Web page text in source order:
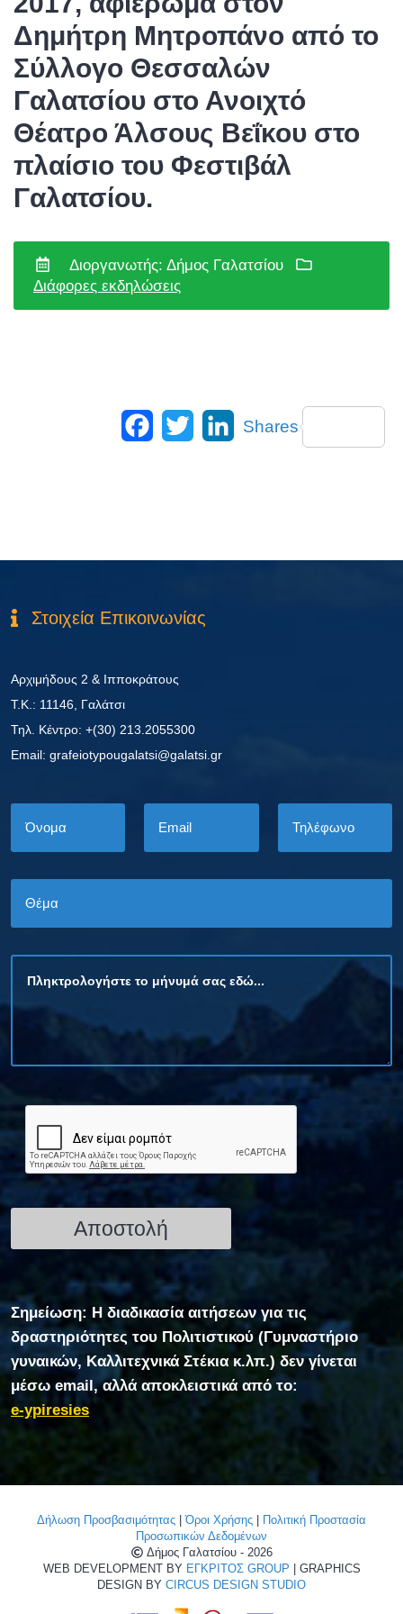
Δημήτρη Μητροπάνο από το
Σύλλογο Θεσσαλών
Γαλατσίου στο Ανοιχτό
Θέατρο Άλσους Βεΐκου στο
πλαίσιο του Φεστιβάλ
Γαλατσίου.
Διοργανωτής: Δήμος Γαλατσίου
Διάφορες εκδηλώσεις
Facebook
Twitter LinkedIn
Shares
Στοιχεία Επικοινωνίας
Αρχιμήδους 2 & Ιπποκράτους
Τ.Κ.: 11146, Γαλάτσι
Τηλ. Κέντρο: +(30) 213.2055300
Εmail: grafeiotypougalatsi@galatsi.gr
Σημείωση: Η διαδικασία αιτήσεων για τις
δραστηριότητες του Πολιτιστικού (Γυμναστήριο
γυναικών, Καλλιτεχνικά Στέκια κ.λπ.) δεν γίνεται
μέσω email, αλλά αποκλειστικά από το:
e-ypiresies
Δήλωση Προσβασιμότητας |Όροι Χρήσης
Πολιτική Προστασία
Προσωπικών Δεδομένων
Δήμος Γαλατσίου - 2026
WEB DEVELOPMENT BY ΕΓΚΡΙΤΟΣ GROUP | GRAPHICS
DESIGN BY CIRCUS DESIGN STUDIO